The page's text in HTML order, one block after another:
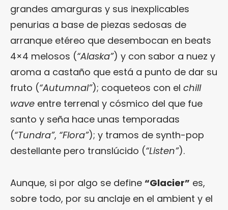
grandes amarguras y sus inexplicables
penurias a base de piezas sedosas de
arranque etéreo que desembocan en beats
4×4 melosos (“Alaska”) y con sabor a nuez y
aroma a castaño que está a punto de dar su
fruto (“Autumnal”); coqueteos con el chill
wave entre terrenal y cósmico del que fue
santo y seña hace unas temporadas
(“Tundra”, “Flora”); y tramos de synth-pop
destellante pero translúcido (“Listen”).
Aunque, si por algo se define “Glacier” es,
sobre todo, por su anclaje en el ambient y el